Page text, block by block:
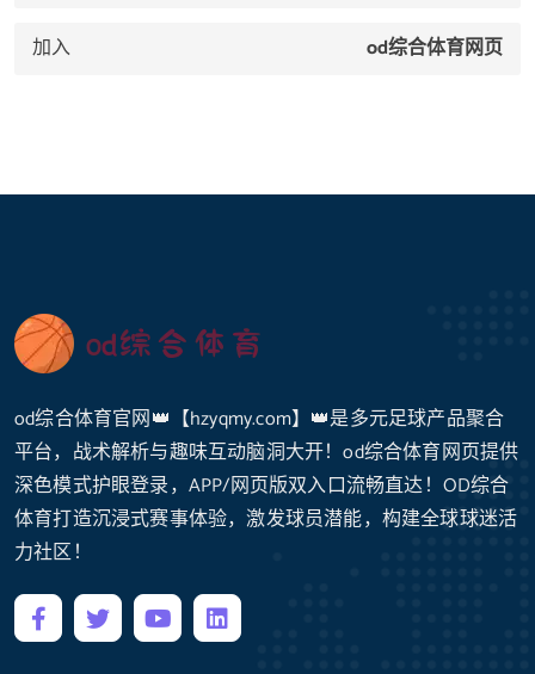
加入 od综合体育网页
od综合体育官网👑【hzyqmy.com】👑是多元足球产品聚合
平台，战术解析与趣味互动脑洞大开！od综合体育网页提供
深色模式护眼登录，APP/网页版双入口流畅直达！OD综合
体育打造沉浸式赛事体验，激发球员潜能，构建全球球迷活
力社区！